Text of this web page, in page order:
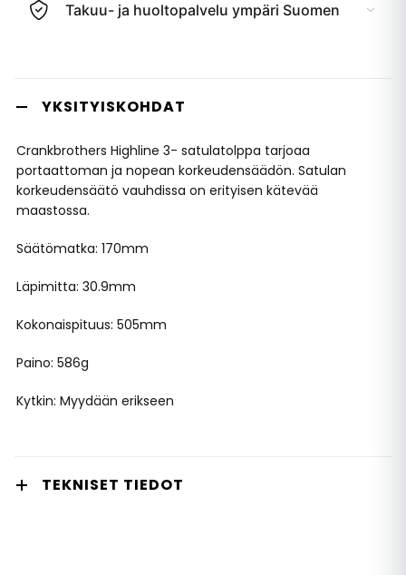
Takuu- ja huoltopalvelu ympäri Suomen
YKSITYISKOHDAT
Crankbrothers Highline 3- satulatolppa tarjoaa
portaattoman ja nopean korkeudensäädön. Satulan
korkeudensäätö vauhdissa on erityisen kätevää
maastossa.
Säätömatka: 170mm
Läpimitta: 30.9mm
Kokonaispituus: 505mm
Paino: 586g
Kytkin: Myydään erikseen
TEKNISET TIEDOT